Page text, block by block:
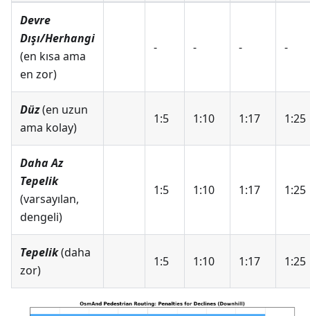
Devre
Dışı/Herhangi
(en kısa ama
en zor)
- - - -
Düz(en uzun
ama kolay)
1:5 1:10 1:17 1:25
Daha Az
Tepelik
(varsayılan,
dengeli)
1:5 1:10 1:17 1:25
Tepelik(daha
zor)
1:5 1:10 1:17 1:25